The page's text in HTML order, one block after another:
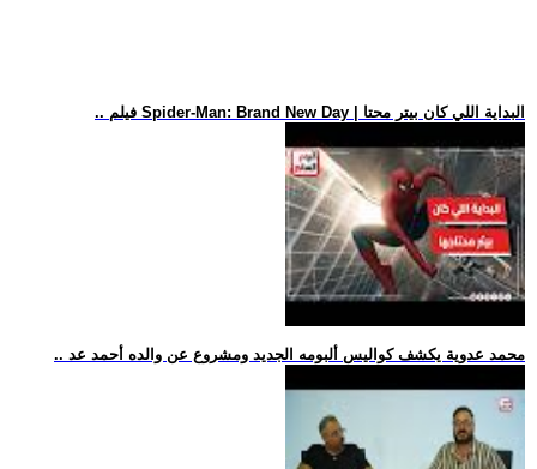
.. فيلم Spider-Man: Brand New Day | البداية اللي كان بيتر محتا
.. محمد عدوية يكشف كواليس ألبومه الجديد ومشروع عن والده أحمد عد